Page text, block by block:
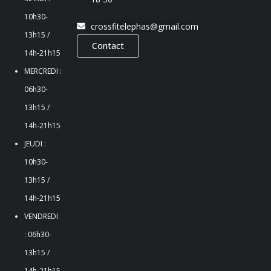
10h30-
13h15 /
14h-21h15
MERCREDI :
06h30-
13h15 /
14h-21h15
JEUDI :
10h30-
13h15 /
14h-21h15
VENDREDI
: 06h30-
13h15 /
crossfitelephas@gmail.com
Contact